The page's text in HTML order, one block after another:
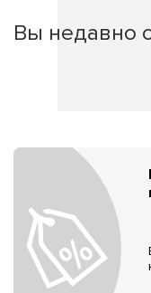
Вы недавно